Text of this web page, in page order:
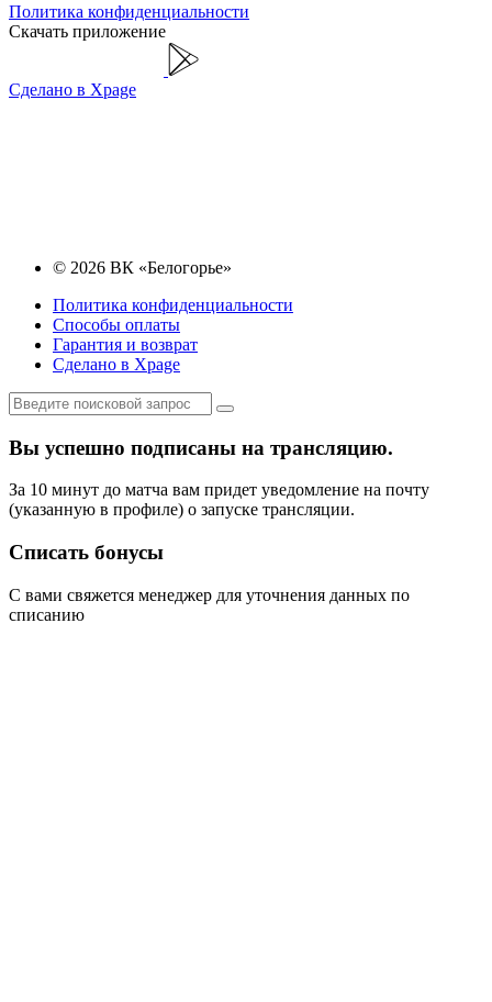
Политика конфиденциальности
Скачать приложение
Сделано в Xpage
© 2026 ВК «Белогорье»
Политика конфиденциальности
Способы оплаты
Гарантия и возврат
Сделано в Xpage
Вы успешно подписаны на трансляцию.
За 10 минут до матча вам придет уведомление на почту
(указанную в профиле) о запуске трансляции.
Списать бонусы
С вами свяжется менеджер для уточнения данных по
списанию